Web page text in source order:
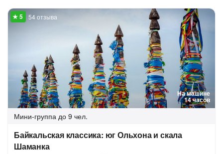
На машине
14 часов
54 отзыва
Мини-группа до 9 чел.
Байкальская классика: юг Ольхона и скала
Шаманка